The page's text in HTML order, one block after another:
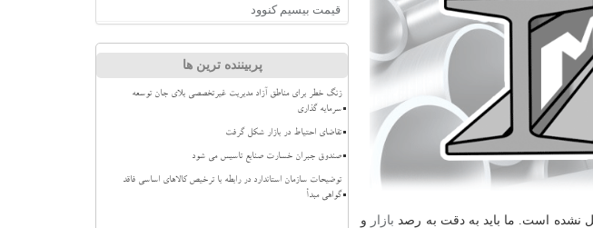
نشده است. ما باید به دقت به رصد بازار و
قیمت بیسیم کنوود
پربیننده ترین ها
زنگ خطر برای مناطق آزاد مدیریت غیرتخصصی بلای جان توسعه
سرمایه گذاری
تقاضای احتیاط در بازار شکل گرفت
صندوق جبران خسارت صنایع تاسیس می شود
توضیحات سازمان استاندارد در رابطه با ترخیص کالاهای اساسی فاقد
گواهی مبدأ